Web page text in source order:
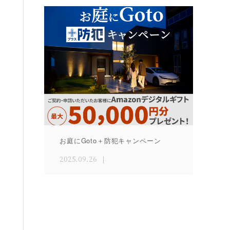
お庭にGoto＋防犯キャンペーン
2025.09.26